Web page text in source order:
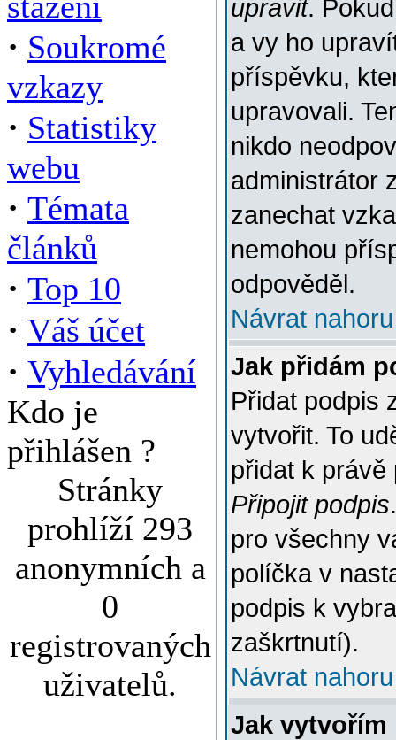
· Soukromé
vzkazy
· Statistiky
webu
· Témata
článků
· Top 10
· Váš účet
· Vyhledávání
Kdo je
přihlášen ?
Stránky
prohlíží 293
anonymních a
0
registrovaných
uživatelů.
upravit.
a vy ho
příspěvku,
upravovali.
nikdo
administrátor
zanechat
nemohou
odpověděl.
Návrat nahoru
Jak přidám
Přidat podpis
vytvořit. To
přidat k
Připojit podpis
pro všechny
políčka v
podpis k
zaškrtnutí).
Návrat nahoru
Jak vytvořím